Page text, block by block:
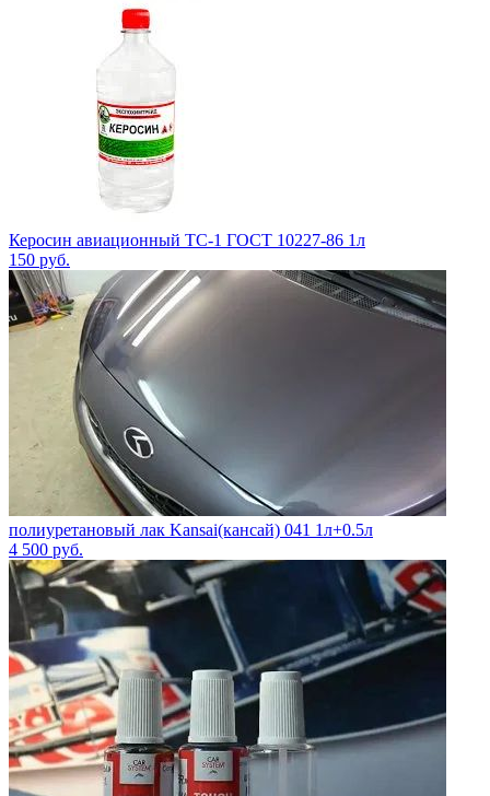
Керосин авиационный ТС-1 ГОСТ 10227-86 1л
150 руб.
полиуретановый лак Kansai(кансай) 041 1л+0.5л
4 500 руб.